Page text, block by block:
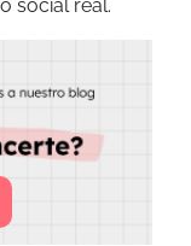
social real.